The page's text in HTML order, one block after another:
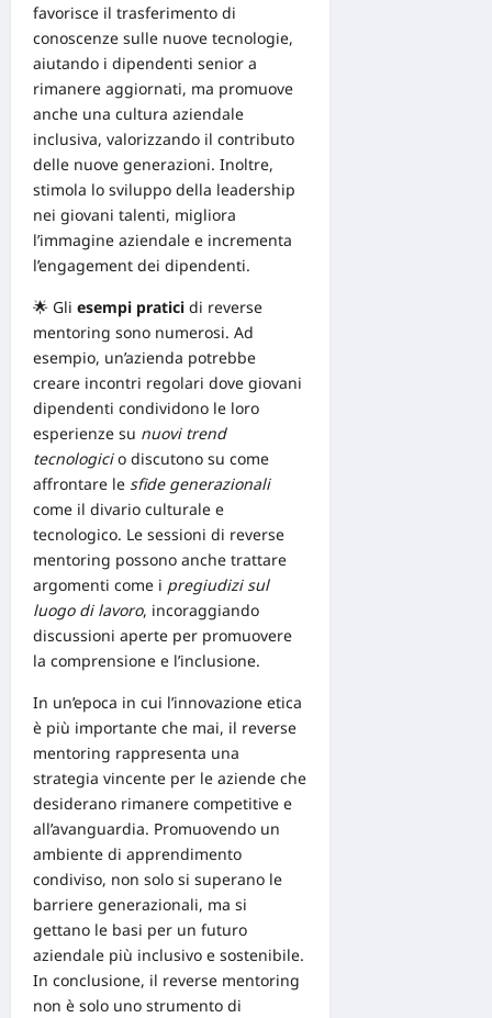
favorisce il trasferimento di
conoscenze sulle nuove tecnologie,
aiutando i dipendenti senior a
rimanere aggiornati, ma promuove
anche una cultura aziendale
inclusiva, valorizzando il contributo
delle nuove generazioni. Inoltre,
stimola lo sviluppo della leadership
nei giovani talenti, migliora
l’immagine aziendale e incrementa
l’engagement dei dipendenti.
🌟 Gli esempi pratici di reverse
mentoring sono numerosi. Ad
esempio, un’azienda potrebbe
creare incontri regolari dove giovani
dipendenti condividono le loro
esperienze su nuovi trend
tecnologicio discutono su come
affrontare le sfide generazionali
come il divario culturale e
tecnologico. Le sessioni di reverse
mentoring possono anche trattare
argomenti come i pregiudizi sul
luogo di lavoro, incoraggiando
discussioni aperte per promuovere
la comprensione e l’inclusione.
In un’epoca in cui l’innovazione etica
è più importante che mai, il reverse
mentoring rappresenta una
strategia vincente per le aziende che
desiderano rimanere competitive e
all’avanguardia. Promuovendo un
ambiente di apprendimento
condiviso, non solo si superano le
barriere generazionali, ma si
gettano le basi per un futuro
aziendale più inclusivo e sostenibile.
In conclusione, il reverse mentoring
non è solo uno strumento di